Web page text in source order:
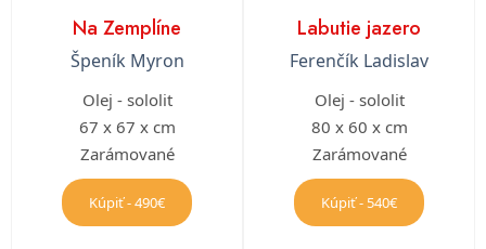
Na Zemplíne
Špeník Myron
Olej - sololit
67 x 67 x cm
Zarámované
Kúpiť - 490€
Labutie jazero
Ferenčík Ladislav
Olej - sololit
80 x 60 x cm
Zarámované
Kúpiť - 540€